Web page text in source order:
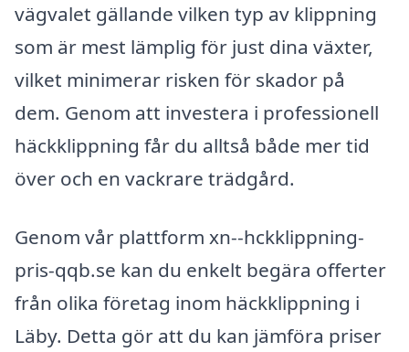
vägvalet gällande vilken typ av klippning
som är mest lämplig för just dina växter,
vilket minimerar risken för skador på
dem. Genom att investera i professionell
häckklippning får du alltså både mer tid
över och en vackrare trädgård.
Genom vår plattform xn--hckklippning-
pris-qqb.se kan du enkelt begära offerter
från olika företag inom häckklippning i
Läby. Detta gör att du kan jämföra priser